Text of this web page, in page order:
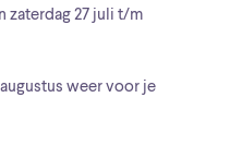
zaterdag27 juli t/m
weer voor je